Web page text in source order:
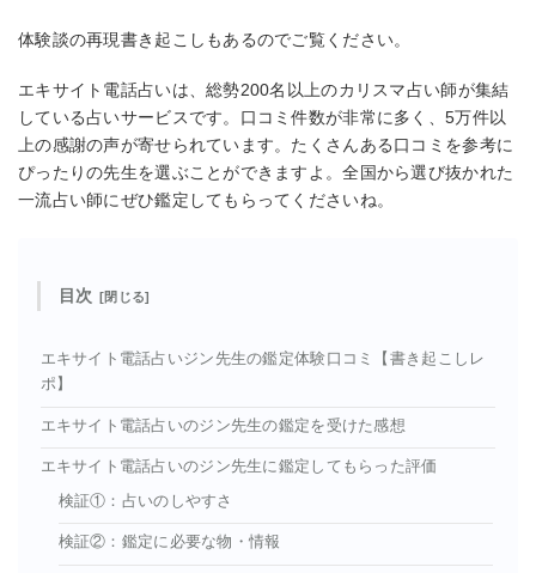
体験談の再現書き起こしもあるのでご覧ください。
エキサイト電話占いは、総勢200名以上のカリスマ占い師が集結
している占いサービスです。口コミ件数が非常に多く、5万件以
上の感謝の声が寄せられています。たくさんある口コミを参考に
ぴったりの先生を選ぶことができますよ。全国から選び抜かれた
一流占い師にぜひ鑑定してもらってくださいね。
目次
エキサイト電話占いジン先生の鑑定体験口コミ【書き起こしレ
ポ】
エキサイト電話占いのジン先生の鑑定を受けた感想
エキサイト電話占いのジン先生に鑑定してもらった評価
検証①：占いのしやすさ
検証②：鑑定に必要な物・情報